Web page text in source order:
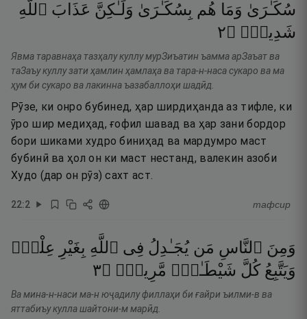
سُكَـٰرَىٰ وَمَا هُم بِسُكَـٰرَىٰ وَلَـٰكِنَّ عَذَابَ ٱللَّهِ
شَدِيدٌۭ ۝٢
Явма таравнаҳа тазҳалу куллу мурЗиъатин ъамма арЗаъат ва
таЗаъу куллу зати ҳамлин ҳамлаҳа ва тара-н-наса сукаро ва ма
ҳум би сукаро ва лакинна ъазабаллоҳи шадӣд.
Рӯзе, ки онро бубинед, ҳар ширдиҳанда аз тифле, ки
ӯро шир медиҳад, ғофил шавад ва ҳар зани бордор
бори шиками худро биниҳад ва мардумро маст
бубинӣ ва ҳол он ки маст нестанд, валекин азоби
Худо (дар он рӯз) сахт аст.
22:2 тафсир
وَمِنَ ٱلنَّاسِ مَن يُجَـٰدِلُ فِى ٱللَّهِ بِغَيْرِ عِلْمٍۢ
وَيَتَّبِعُ كُلَّ شَيْطَـٰنٍۢ مَّرِيدٍۢ ۝٣
Ва мина-н-наси ма-н юҷадилу филлаҳи би ғайри ъилми-в ва
яттабиъу кулла шайтони-м марӣд.